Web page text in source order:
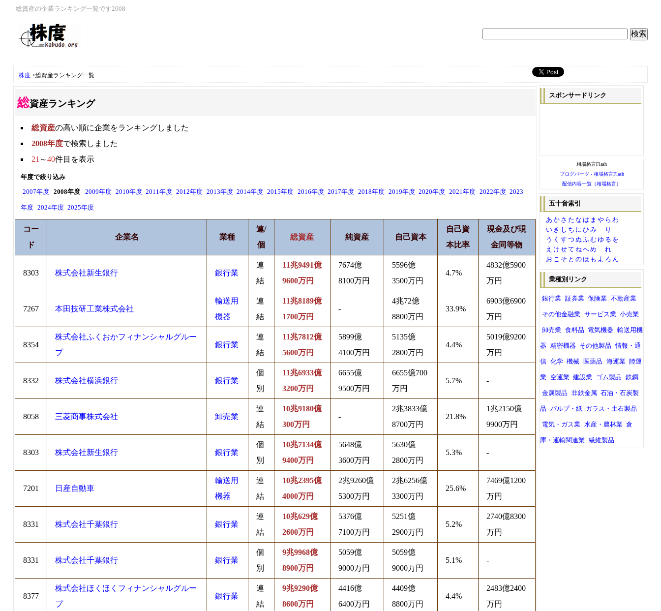
総資産の企業ランキング一覧です2008
株度>総資産ランキング一覧
総資産ランキング
総資産の高い順に企業をランキングしました
2008年度で検索しました
21 ～40件目を表示
年度で絞り込み
2007年度 2008年度 2009年度 2010年度 2011年度 2012年度 2013年度 2014年度 2015年度 2016年度 2017年度 2018年度 2019年度 2020年度 2021年度 2022年度 2023
年度 2024年度 2025年度
コー
ド
企業名 業種
連/
個
総資産 純資産 自己資本
自己資
本比率
現金及び現
金同等物
8303 株式会社新生銀行 銀行業
連
結
11兆9491億
9600万円
7674億
8100万円
5596億
3500万円
4.7%
4832億5900
万円
7267 本田技研工業株式会社
輸送用
機器
連
結
11兆8189億
1700万円
-
4兆72億
8800万円
33.9%
6903億6900
万円
8354
株式会社ふくおかフィナンシャルグルー
プ
銀行業
連
結
11兆7812億
5600万円
5899億
4100万円
5135億
2800万円
4.4%
5019億9200
万円
8332 株式会社横浜銀行 銀行業
個
別
11兆6933億
3200万円
6655億
9500万円
6655億700
万円
5.7% -
8058 三菱商事株式会社 卸売業
連
結
10兆9180億
300万円
-
2兆3833億
8700万円
21.8%
1兆2150億
9900万円
8303 株式会社新生銀行 銀行業
個
別
10兆7134億
9400万円
5648億
3600万円
5630億
2800万円
5.3% -
7201 日産自動車
輸送用
機器
連
結
10兆2395億
4000万円
2兆9260億
5300万円
2兆6256億
3300万円
25.6%
7469億1200
万円
8331 株式会社千葉銀行 銀行業
連
結
10兆629億
2600万円
5376億
7100万円
5251億
2900万円
5.2%
2740億8300
万円
8331 株式会社千葉銀行 銀行業
個
別
9兆9968億
8900万円
5059億
9000万円
5059億
9000万円
5.1% -
8377
株式会社ほくほくフィナンシャルグルー
プ
銀行業
連
結
9兆9290億
8600万円
4416億
6400万円
4409億
8800万円
4.4%
2483億2400
万円
スポンサードリンク
相場格言Flash
ブログパーツ - 相場格言Flash
配信内容一覧（相場格言）
五十音索引
あ か さ た な は ま や ら わ
い き し ち に ひ み
り
う く す つ ぬ ふむゆ る を
え け せて ねへめ
れ
お こ そ と のほ も よ ろ ん
業種別リンク
銀行業 証券業 保険業 不動産業
その他金融業 サービス業 小売業
卸売業 食料品 電気機器 輸送用機
器 精密機器 その他製品 情報・通
信 化学 機械 医薬品 海運業 陸運
業 空運業 建設業 ゴム製品 鉄鋼
金属製品 非鉄金属 石油・石炭製
品 パルプ・紙 ガラス・土石製品
電気・ガス業 水産・農林業 倉
庫・運輸関連業 繊維製品